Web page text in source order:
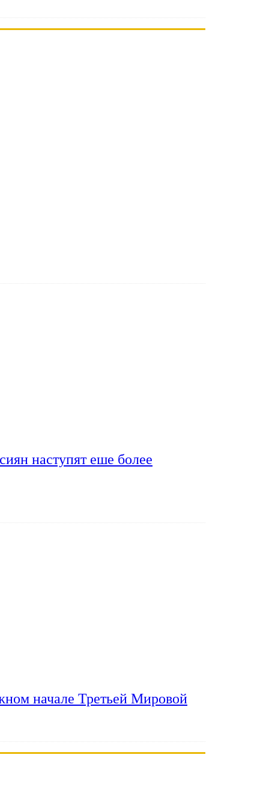
наступят еше более
начале Третьей Мировой